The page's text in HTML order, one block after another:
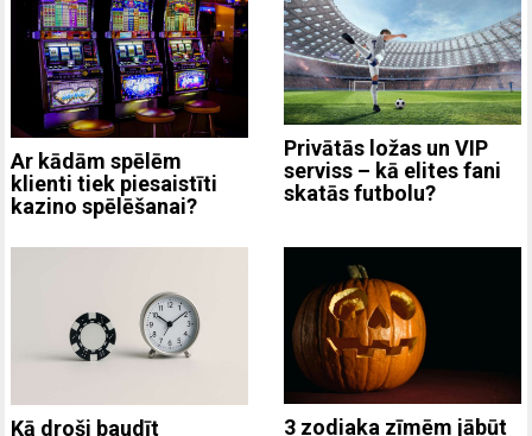
Ar kādām spēlēm
klienti tiek piesaistīti
kazino spēlēšanai?
Privātās ložas un VIP
serviss – kā elites fani
skatās futbolu?
Kā droši baudīt
3 zodiaka zīmēm jābūt